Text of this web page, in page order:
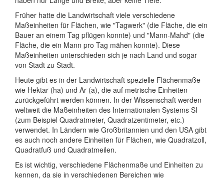
Früher hatte die Landwirtschaft viele verschiedene
Maßeinheiten für Flächen, wie "Tagwerk" (die Fläche, die ein
Bauer an einem Tag pflügen konnte) und "Mann-Mahd" (die
Fläche, die ein Mann pro Tag mähen konnte). Diese
Maßeinheiten unterschieden sich je nach Land und sogar
von Stadt zu Stadt.
Heute gibt es in der Landwirtschaft spezielle Flächenmaße
wie Hektar (ha) und Ar (a), die auf metrische Einheiten
zurückgeführt werden können. In der Wissenschaft werden
weltweit die Maßeinheiten des Internationalen Systems SI
(zum Beispiel Quadratmeter, Quadratzentimeter, etc.)
verwendet. In Ländern wie Großbritannien und den USA gibt
es auch noch andere Einheiten für Flächen, wie Quadratzoll,
Quadratfuß und Quadratmeilen.
Es ist wichtig, verschiedene Flächenmaße und Einheiten zu
kennen, da sie in verschiedenen Bereichen wie